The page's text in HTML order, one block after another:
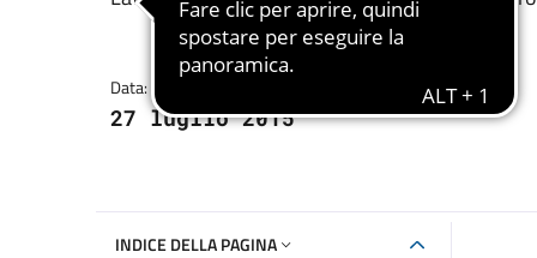
Data:
27 luglio 2015
INDICE DELLA PAGINA